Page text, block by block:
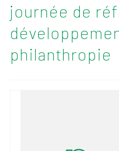
journée de
philanthropie